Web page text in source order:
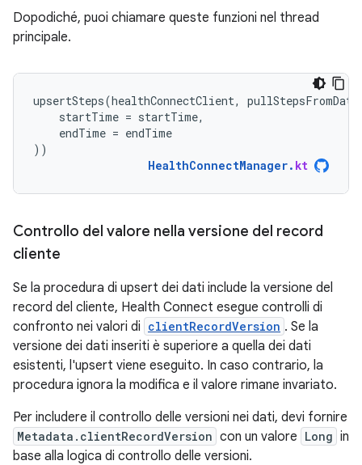
Dopodiché, puoi chiamare queste funzioni nel thread
principale.
upsertSteps(healthConnectClient,
startTime = startTime,
endTime = endTime
))
HealthConnectManager. kt
Controllo del valore nella versione del record
cliente
Se la procedura di upsert dei dati include la versione del
record del cliente, Health Connect esegue controlli di
confronto nei valori di clientRecordVersion . Se la
versione dei dati inseriti è superiore a quella dei dati
esistenti, l'upsert viene eseguito. In caso contrario, la
procedura ignora la modifica e il valore rimane invariato.
Per includere il controllo delle versioni nei dati, devi fornire
Metadata.clientRecordVersion con un valore Long in
base alla logica di controllo delle versioni.